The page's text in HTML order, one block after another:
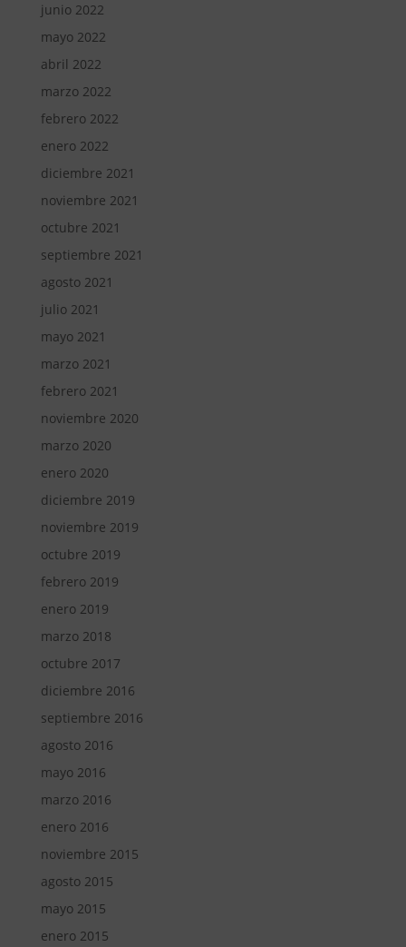
junio 2022
mayo 2022
abril 2022
marzo 2022
febrero 2022
enero 2022
diciembre 2021
noviembre 2021
octubre 2021
septiembre 2021
agosto 2021
julio 2021
mayo 2021
marzo 2021
febrero 2021
noviembre 2020
marzo 2020
enero 2020
diciembre 2019
noviembre 2019
octubre 2019
febrero 2019
enero 2019
marzo 2018
octubre 2017
diciembre 2016
septiembre 2016
agosto 2016
mayo 2016
marzo 2016
enero 2016
noviembre 2015
agosto 2015
mayo 2015
enero 2015